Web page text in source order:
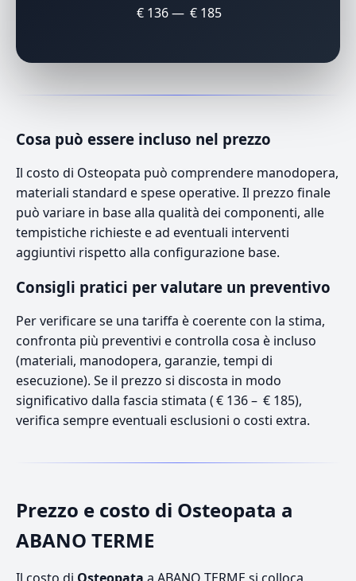
€ 136 — € 185
Cosa può essere incluso nel prezzo
Il costo di Osteopata può comprendere manodopera,
materiali standard e spese operative. Il prezzo finale
può variare in base alla qualità dei componenti, alle
tempistiche richieste e ad eventuali interventi
aggiuntivi rispetto alla configurazione base.
Consigli pratici per valutare un preventivo
Per verificare se una tariffa è coerente con la stima,
confronta più preventivi e controlla cosa è incluso
(materiali, manodopera, garanzie, tempi di
esecuzione). Se il prezzo si discosta in modo
significativo dalla fascia stimata ( € 136 – € 185),
verifica sempre eventuali esclusioni o costi extra.
Prezzo e costo di Osteopata a
ABANO TERME
Il costo di Osteopata a ABANO TERME si colloca